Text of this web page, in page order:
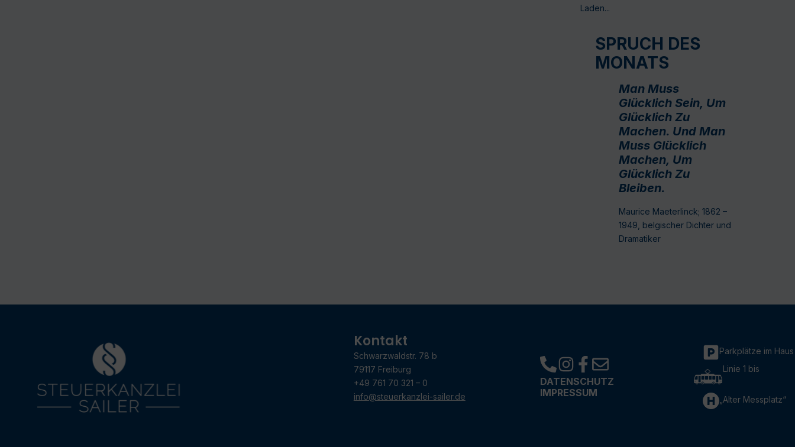
Laden...
SPRUCH DES
MONATS
Man Muss
Glücklich Sein, Um
Glücklich Zu
Machen. Und Man
Muss Glücklich
Machen, Um
Glücklich Zu
Bleiben.
Maurice Maeterlinck; 1862 –
1949, belgischer Dichter und
Dramatiker
Kontakt
Schwarzwaldstr. 78 b
79117 Freiburg
+49 761 70 321 – 0
info@steuerkanzlei-sailer.de
DATENSCHUTZ
IMPRESSUM
Parkplätze im Haus
Linie 1 bis
„Alter Messplatz“